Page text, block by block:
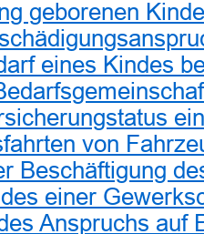
geborenen
eines Kindes
von
Beschäftigung
einer
Anspruchs auf